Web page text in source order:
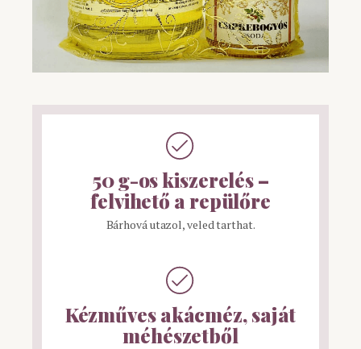
50 g-os kiszerelés –
felvihető a repülőre
Bárhová utazol, veled tarthat.
Kézműves akácméz, saját
méhészetből